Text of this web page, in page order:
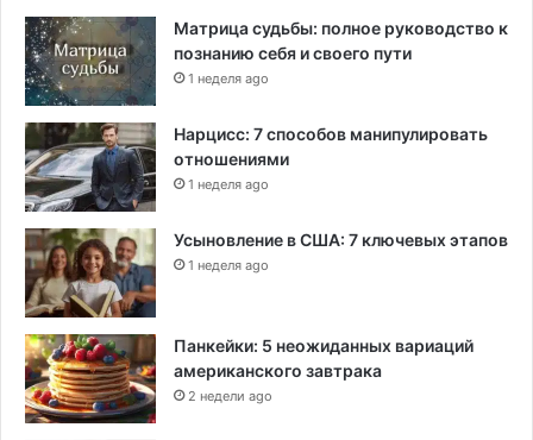
а
в
ш
и
м
о
т
п
а
н
д
е
м
и
и
Матрица судьбы: полное руководство к
познанию себя и своего пути
1 неделя ago
Нарцисс: 7 способов манипулировать
отношениями
1 неделя ago
Усыновление в США: 7 ключевых этапов
1 неделя ago
Панкейки: 5 неожиданных вариаций
американского завтрака
2 недели ago